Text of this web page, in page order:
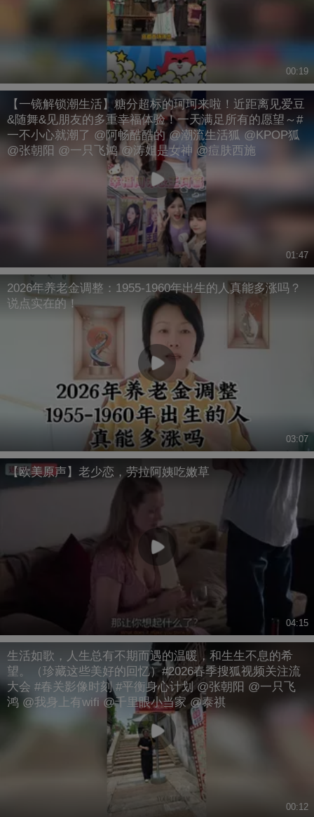
00:19
【一镜解锁潮生活】糖分超标的珂珂来啦！近距离见爱豆
&随舞&见朋友的多重幸福体验！一天满足所有的愿望～#
一不小心就潮了 @阿畅酷酷的 @潮流生活狐 @KPOP狐
@张朝阳 @一只飞鸿 @涛姐是女神 @痘肤西施
01:47
2026年养老金调整：1955-1960年出生的人真能多涨吗？
说点实在的！
03:07
【欧美原声】老少恋，劳拉阿姨吃嫩草
04:15
生活如歌，人生总有不期而遇的温暖，和生生不息的希
望。（珍藏这些美好的回忆）#2026春季搜狐视频关注流
大会 #春关影像时刻 #平衡身心计划 @张朝阳 @一只飞
鸿 @我身上有wifi @千里眼小当家 @泰祺
00:12